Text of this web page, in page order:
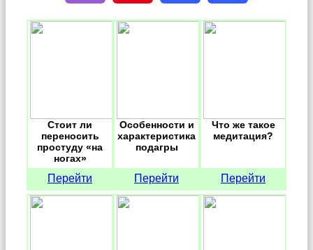
Стоит ли
переносить
простуду «на
ногах»
Перейти
Особенности и
характеристика
подагры
Перейти
Что же такое
медитация?
Перейти